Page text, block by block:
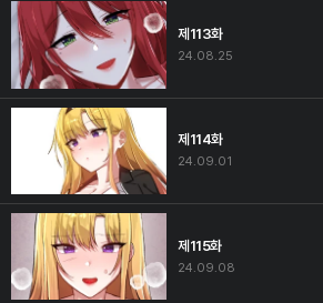
제113화
24.08.25
제114화
24.09.01
제115화
24.09.08